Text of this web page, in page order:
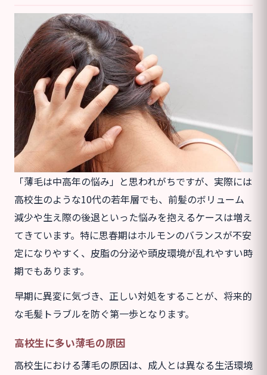
「薄毛は中高年の悩み」と思われがちですが、実際には
高校生のような10代の若年層でも、前髪のボリューム
減少や生え際の後退といった悩みを抱えるケースは増え
てきています。特に思春期はホルモンのバランスが不安
定になりやすく、皮脂の分泌や頭皮環境が乱れやすい時
期でもあります。
早期に異変に気づき、正しい対処をすることが、将来的
な毛髪トラブルを防ぐ第一歩となります。
高校生に多い薄毛の原因
高校生における薄毛の原因は、成人とは異なる生活環境